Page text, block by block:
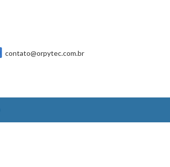
contato@orpytec.com.br